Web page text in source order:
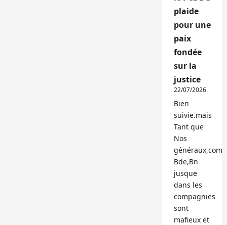
plaide
pour une
paix
fondée
sur la
justice
22/07/2026
Bien
suivie.mais
Tant que
Nos
généraux,com
Bde,Bn
jusque
dans les
compagnies
sont
mafieux et